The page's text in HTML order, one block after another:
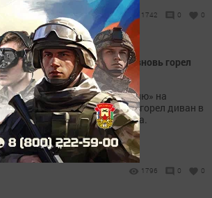
1742 0 0
В Менделеевском районе вновь горел
диван
По аналогичному «сценарию» на
минувшей неделе вечером горел диван в
доме № 3 по улице Пушкина.
1796 0 0